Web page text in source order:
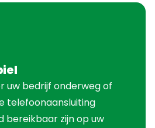
uw bedrijf onderweg of
telefoonaansluiting
bereikbaar zijn op uw